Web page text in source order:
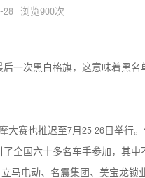
28 浏览900次
一次黑白格旗，这意味着黑
赛也推迟至7月25 26日举行
全国六十多名车手参加，其
电动、名震集团、美宝龙